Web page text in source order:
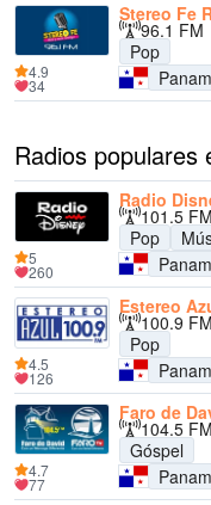
Stereo Fe
96.1 FM
Pop
4.9
34
Radios populares
Radio
101.5 FM
Pop
5
260
Estereo
100.9 FM
Pop
4.5
126
Faro de
104.5 FM
Góspel
4.7
77